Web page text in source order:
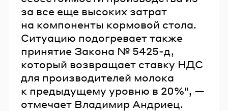
за все еще высоких затрат
на компоненты кормовой стола.
Ситуацию подогревает также
принятие Закона № 5425-д,
который возвращает ставку НДС
для производителей молока
к предыдущему уровню в 20%", —
отмечает Владимир Андриец.